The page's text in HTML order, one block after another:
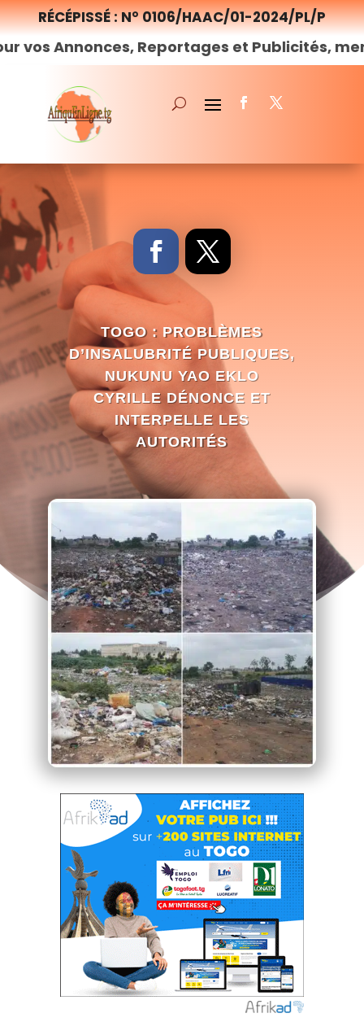
RÉCÉPISSÉ : N° 0106/HAAC/01-2024/PL/P
Reportages et Publicités, merci de
TOGO : PROBLÈMES
D’INSALUBRITÉ PUBLIQUES,
NUKUNU YAO EKLO
CYRILLE DÉNONCE ET
INTERPELLE LES
AUTORITÉS